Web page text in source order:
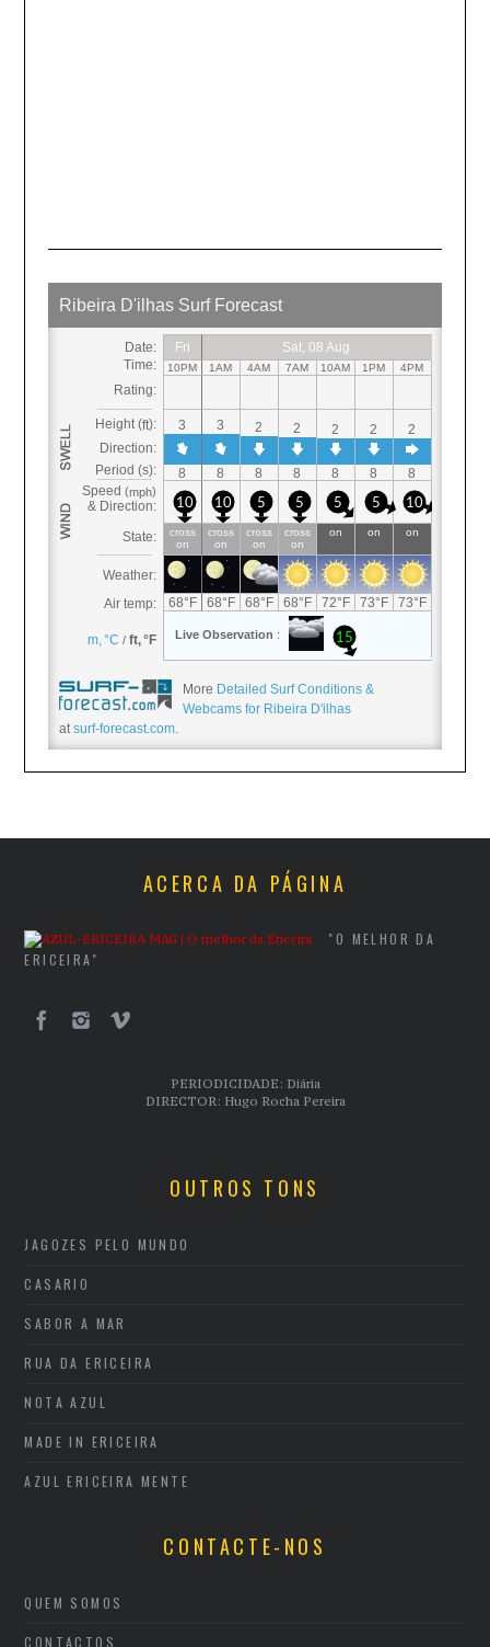
More Detailed Surf Conditions &
Webcams for Ribeira D'ilhas
atsurf-forecast.com.
ACERCA DA PÁGINA
"O MELHOR DA
ERICEIRA"
PERIODICIDADE: Diária
DIRECTOR: Hugo Rocha Pereira
OUTROS TONS
JAGOZES PELO MUNDO
CASARIO
SABOR A MAR
RUA DA ERICEIRA
NOTA AZUL
MADE IN ERICEIRA
AZUL ERICEIRA MENTE
CONTACTE-NOS
QUEM SOMOS
CONTACTOS